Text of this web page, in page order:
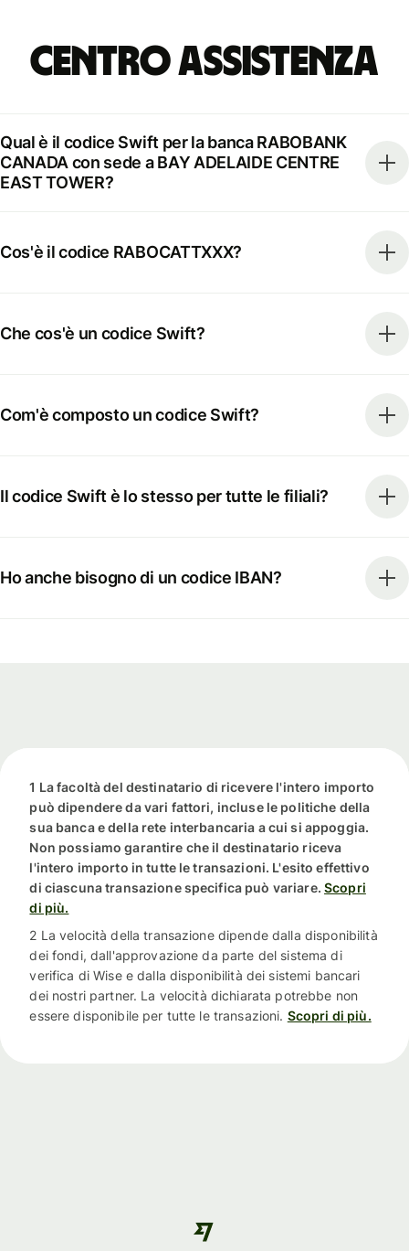
Centro Assistenza
Qual è il codice Swift per la banca RABOBANK
CANADA con sede a BAY ADELAIDE CENTRE
EAST TOWER?
Cos'è il codice RABOCATTXXX?
Che cos'è un codice Swift?
Com'è composto un codice Swift?
Il codice Swift è lo stesso per tutte le filiali?
Ho anche bisogno di un codice IBAN?
1 La facoltà del destinatario di ricevere l'intero importo
può dipendere da vari fattori, incluse le politiche della
sua banca e della rete interbancaria a cui si appoggia.
Non possiamo garantire che il destinatario riceva
l'intero importo in tutte le transazioni. L'esito effettivo
di ciascuna transazione specifica può variare. Scopri
di più.
2 La velocità della transazione dipende dalla disponibilità
dei fondi, dall'approvazione da parte del sistema di
verifica di Wise e dalla disponibilità dei sistemi bancari
dei nostri partner. La velocità dichiarata potrebbe non
essere disponibile per tutte le transazioni. Scopri di più.